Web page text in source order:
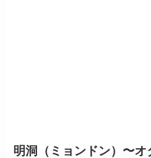
明洞（ミョンドン）〜